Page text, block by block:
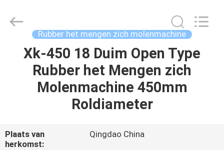
HUIS
PRODUCTEN
ONS
Machine
CO.,LTD.
Rubber het mengen zich molenmachine
Xk-450 18 Duim Open Type
Rubber het Mengen zich
Molenmachine 450mm
Roldiameter
Plaats van
herkomst:
Qingdao China